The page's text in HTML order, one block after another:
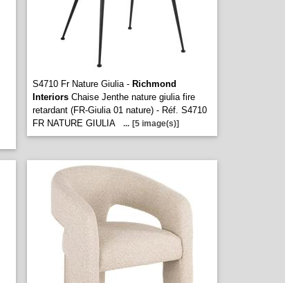
S4710 Fr Nature Giulia - Richmond
Interiors Chaise Jenthe nature giulia fire
retardant (FR-Giulia 01 nature) - Réf. S4710
FR NATURE GIULIA
... [5 image(s)]